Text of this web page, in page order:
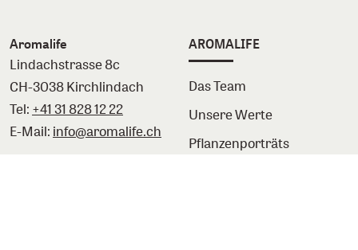
Aromalife
Lindachstrasse 8c
CH-3038 Kirchlindach
Tel: +41 31 828 12 22
E-Mail: info@aromalife.ch
AROMALIFE
Das Team
Unsere Werte
Pflanzenporträts